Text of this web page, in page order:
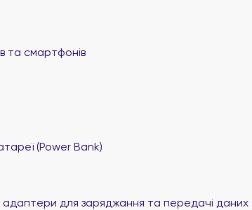
та смартфонів
(Power Bank)
адаптери для заряджання та передачі даних